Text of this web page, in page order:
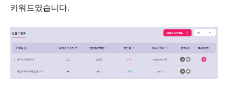
키워드였습니다.